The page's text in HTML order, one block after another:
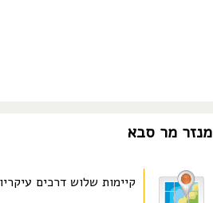
מנזר מר סבא
קיימות שלוש דרכים